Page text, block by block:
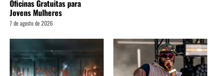
Oficinas Gratuitas para
Jovens Mulheres
7 de agosto de 2026